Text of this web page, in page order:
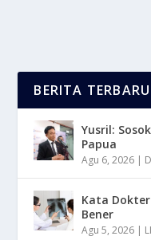
BERITA TERBARU
Yusril:
Papua
Agu 6, 2026 |
Kata Dokter
Bener
Agu 5, 2026 |